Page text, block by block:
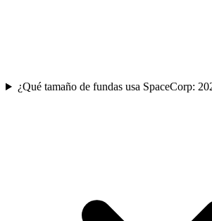
¿Qué tamaño de fundas usa SpaceCorp: